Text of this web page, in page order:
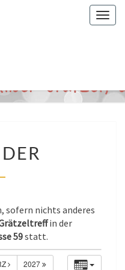
sofern nichts anderes
in der
59statt.
2027